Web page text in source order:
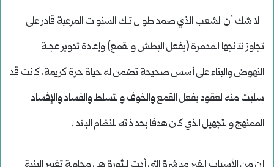
لا شك أن الشعب الذي صمد طوال تلك السنوات المرعبة قادر على
تجاوز نتائجها المدمرة (بفعل البطش والقمع) وإعادة تدوير عجلة
النهوض والبناء على أسس صحيحة تضمن له حياة حرة كريمة، كانت قد
سلبت منه لعقود بفعل القمع والخوف والتسلط والفساد والإفساد
الممنهج والتجهيل الذي كان هدفا بحد ذاته للنظام البائد .